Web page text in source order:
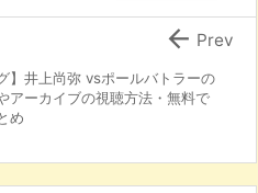
】井上尚弥 vsポールバトラーの
アーカイブの視聴方法・無料で
め
 Prev